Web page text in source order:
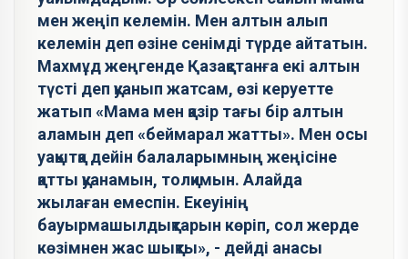
мен жеңіп келемін. Мен алтын алып
келемін деп өзіне сенімді түрде айтатын.
Махмұд жеңгенде Қазақстанға екі алтын
түсті деп қуанып жатсам, өзі керуетте
жатып «Мама мен қазір тағы бір алтын
аламын деп «беймарал жатты». Мен осы
уақытқа дейін балаларымның жеңісіне
қатты қуанамын, толқимын. Алайда
жылаған емеспін. Екеуінің
бауырмашылдықтарын көріп, сол жерде
көзімнен жас шықты», - дейді анасы